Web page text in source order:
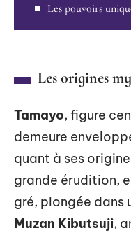
Les pouvoirs
Les origines
Tamayo, figure
demeure
quant à ses
grande érudition,
gré, plongée dans
Muzan Kibutsuji,